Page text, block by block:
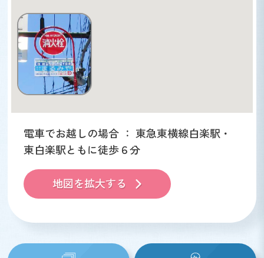
電車でお越しの場合 ： 東急東横線白楽駅・
東白楽駅ともに徒歩６分
地図を拡大する